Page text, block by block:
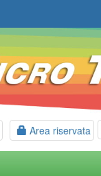
Area riservata